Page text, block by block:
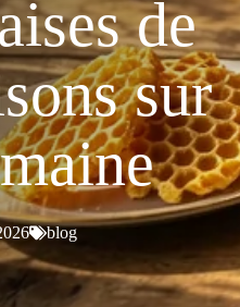
de
sur
blog